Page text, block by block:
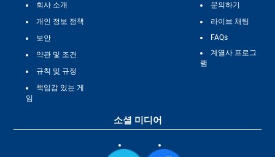
회사 소개
개인 정보 정책
보안
약관 및 조건
규칙 및 규정
책임감 있는 게
임
문의하기
라이브 채팅
FAQs
계열사 프로그
램
소셜 미디어